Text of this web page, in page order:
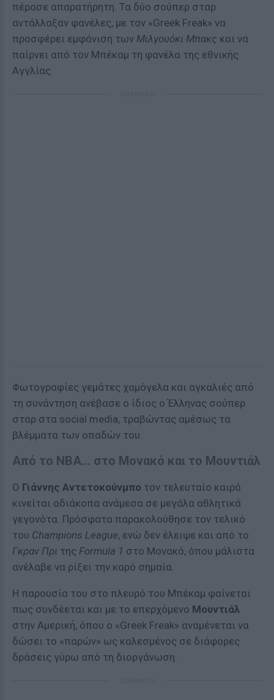
πέρασε απαρατήρητη. Τα δύο σούπερ σταρ
αντάλλαξαν φανέλες, με τον «Greek Freak» να
προσφέρει εμφάνιση των Μιλγουόκι Μπακς και να
παίρνει από τον Μπέκαμ τη φανέλα της εθνικής
Αγγλίας.
Φωτογραφίες γεμάτες χαμόγελα και αγκαλιές από
τη συνάντηση ανέβασε ο ίδιος ο Έλληνας σούπερ
σταρ στα social media, τραβώντας αμέσως τα
βλέμματα των οπαδών του.
Από το NBA… στο Μονακό και το Μουντιάλ
Ο Γιάννης Αντετοκούνμπο τον τελευταίο καιρό
κινείται αδιάκοπα ανάμεσα σε μεγάλα αθλητικά
γεγονότα. Πρόσφατα παρακολούθησε τον τελικό
του Champions League, ενώ δεν έλειψε και από το
Γκραν Πρι της Formula 1 στο Μονακό, όπου μάλιστα
ανέλαβε να ρίξει την καρό σημαία.
Η παρουσία του στο πλευρό του Μπέκαμ φαίνεται
πως συνδέεται και με το επερχόμενο Μουντιάλ
στην Αμερική, όπου ο «Greek Freak» αναμένεται να
δώσει το «παρών» ως καλεσμένος σε διάφορες
δράσεις γύρω από τη διοργάνωση.